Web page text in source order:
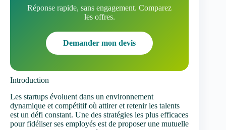
Réponse rapide, sans engagement. Comparez
les offres.
Demander mon devis
Introduction
Les startups évoluent dans un environnement
dynamique et compétitif où attirer et retenir les talents
est un défi constant. Une des stratégies les plus efficaces
pour fidéliser ses employés est de proposer une mutuelle